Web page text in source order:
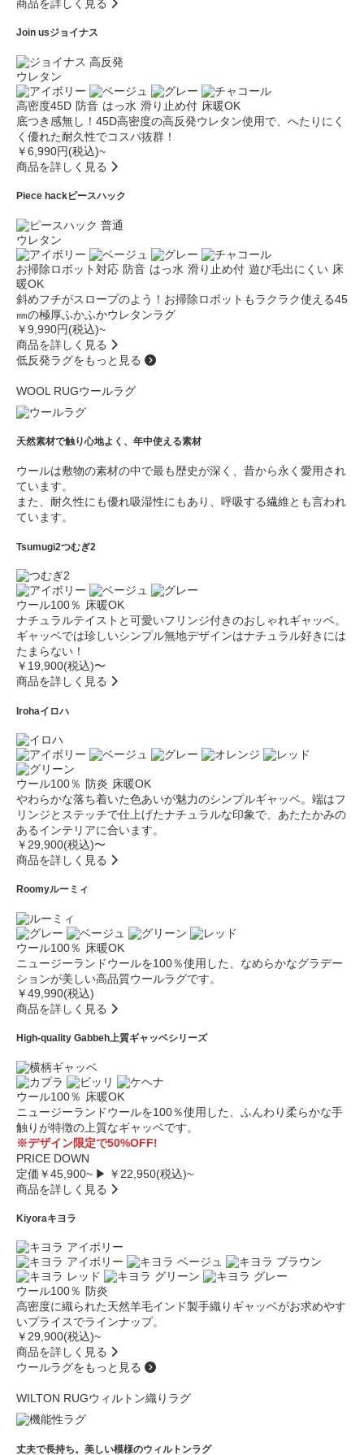
商品を詳しく見る
Join usジョイナス
高反発
ウレタン
高密度45D 防音 はっ水 滑り止め付 床暖OK
底つき感無し！45D高密度の高反発ウレタン使用で、へたりにく
く優れた耐久性でコスパ抜群！
￥6,990円(税込)~
商品を詳しく見る
Piece hackピースハック
普通
ウレタン
お掃除ロボット対応 防音 はっ水 滑り止め付 遊び毛出にくい 床
暖OK
斜めフチがスロープのよう！お掃除ロボットもラクラク使える45
㎜の極厚ふかふかウレタンラグ
￥9,990円(税込)~
商品を詳しく見る
低反発ラグをもっと見る
WOOL RUGウールラグ
天然素材で触り心地よく、年中使える素材
ウールは敷物の素材の中で最も歴史が深く、昔から永く愛用され
ています。
また、耐久性にも優れ吸湿性にもあり、呼吸する繊維とも言われ
ています。
Tsumugi2つむぎ2
ウール100％ 床暖OK
ナチュラルテイストと可愛いフリンジ付きのおしゃれギャッベ。
ギャッベでは珍しいシンプル無地デザインはナチュラル好きには
たまらない！
￥19,900(税込)〜
商品を詳しく見る
Irohaイロハ
ウール100％ 防炎 床暖OK
やわらかな落ち着いた色あいが魅力のシンプルギャッベ。端はフ
リンジとステッチで仕上げたナチュラルな印象で、あたたかみの
あるインテリアに合います。
￥29,900(税込)〜
商品を詳しく見る
Roomyルーミィ
ウール100％ 床暖OK
ニュージーランドウールを100％使用した、なめらかなグラデー
ションが美しい高品質ウールラグです。
￥49,990(税込)
商品を詳しく見る
High-quality Gabbeh 上質ギャッベシリーズ
ウール100％ 床暖OK
ニュージーランドウールを100％使用した、ふんわり柔らかな手
触りが特徴の上質なギャッベです。
※デザイン限定で50%OFF!
PRICE DOWN
定価￥45,900~ ▶ ￥22,950(税込)~
商品を詳しく見る
Kiyoraキヨラ
ウール100％ 防炎
高密度に織られた天然羊毛インド製手織りギャッベがお求めやす
いプライスでラインナップ。
￥29,900(税込)~
商品を詳しく見る
ウールラグをもっと見る
WILTON RUGウィルトン織りラグ
丈夫で長持ち。美しい模様のウィルトンラグ